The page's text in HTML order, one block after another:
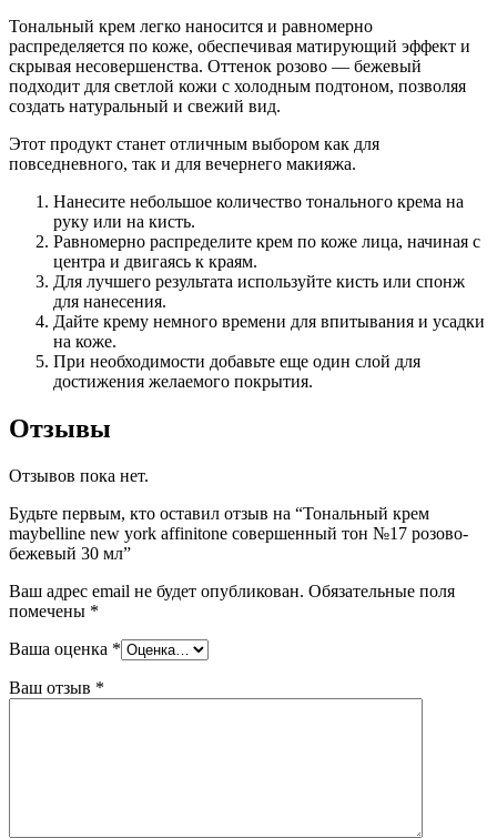
Тональный крем легко наносится и равномерно
распределяется по коже, обеспечивая матирующий эффект и
скрывая несовершенства. Оттенок розово — бежевый
подходит для светлой кожи с холодным подтоном, позволяя
создать натуральный и свежий вид.
Этот продукт станет отличным выбором как для
повседневного, так и для вечернего макияжа.
Нанесите небольшое количество тонального крема на
руку или на кисть.
Равномерно распределите крем по коже лица, начиная с
центра и двигаясь к краям.
Для лучшего результата используйте кисть или спонж
для нанесения.
Дайте крему немного времени для впитывания и усадки
на коже.
При необходимости добавьте еще один слой для
достижения желаемого покрытия.
Отзывы
Отзывов пока нет.
Будьте первым, кто оставил отзыв на “Тональный крем
maybelline new york affinitone совершенный тон №17 розово-
бежевый 30 мл”
Ваш адрес email не будет опубликован. Обязательные поля
помечены *
Ваша оценка *
Ваш отзыв *